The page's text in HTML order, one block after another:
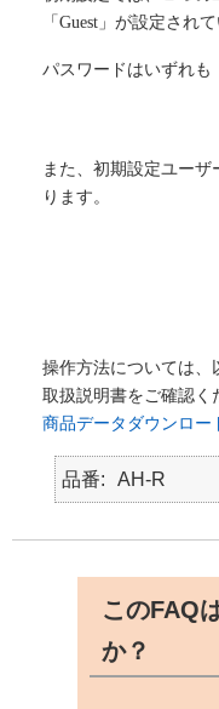
「Guest」が設定されて
パスワードはいずれも
また、初期設定ユー
ります。
操作方法については、
取扱説明書をご確認く
商品データダウンロー
品番 AH-R
このFAQ
か？